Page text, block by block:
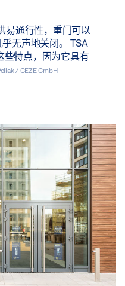
易通行性，重门可以
无声地关闭。 TSA
些特点，因为它具有
/ GEZE GmbH